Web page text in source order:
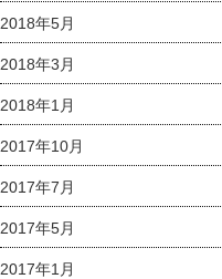
2018年5月
2018年3月
2018年1月
2017年10月
2017年7月
2017年5月
2017年1月